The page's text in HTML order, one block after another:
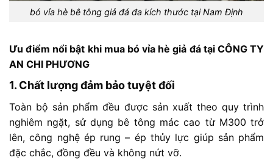
bó vỉa hè bê tông giả đá đa kích thước tại Nam Định
Ưuđiểm nổi bật khi mua bóvỉa hègiả đá tại CÔNGTY
AN CHI PHƯƠNG
1. Chất lượngđảm bảotuyệtđối
Toàn bộ sản phẩmđều được sản xuất theo quytrình
nghiêm ngặt, sử dụng bê tông máccao từ M300trở
lên,công nghệ ép rung – ép thủy lực giúp sản phẩm
đặc chắc, đồng đều và không nứt vỡ.